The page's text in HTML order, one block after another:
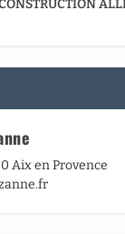
Aix en Provence